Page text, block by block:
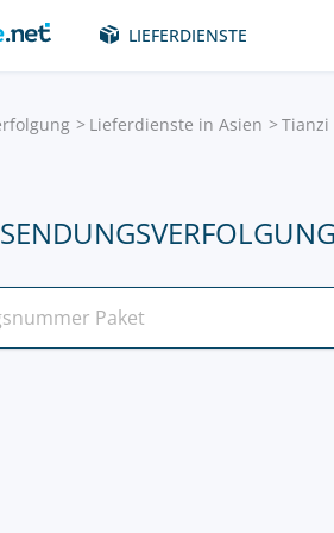
LIEFERDIENSTE
Lieferdienste in Asien Tianzi